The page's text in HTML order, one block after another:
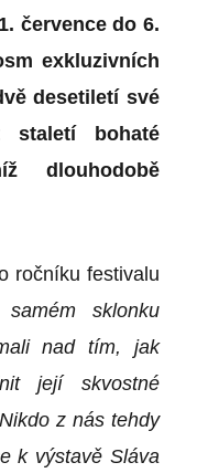
července do 6.
exkluzivních
desetiletí své
staletí bohaté
dlouhodobě
ročníku festivalu
samém sklonku
nad tím, jak
její skvostné
z nás tehdy
k výstavě Sláva